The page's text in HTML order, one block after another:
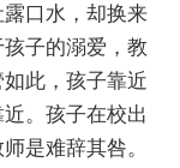
口水，却换来
子的溺爱，教
此，孩子靠近
。孩子在校出
是难辞其咎。